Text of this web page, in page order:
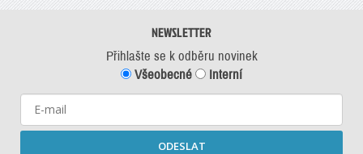
NEWSLETTER
Přihlašte se k odběru novinek
Všeobecné
Interní
ODESLAT